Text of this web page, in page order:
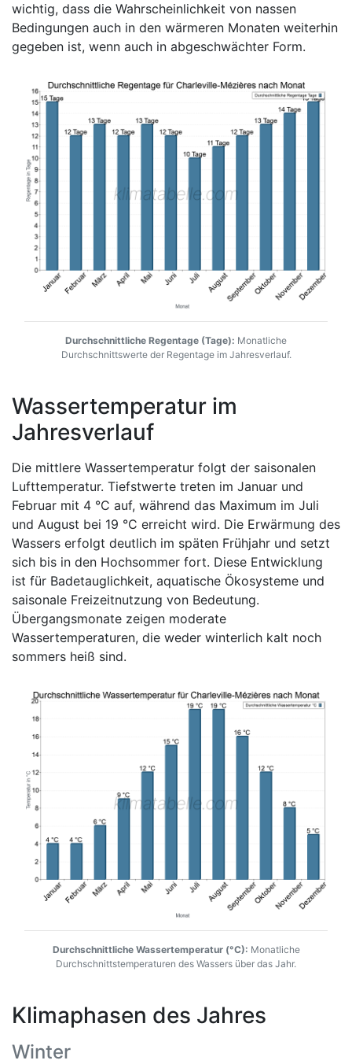
wichtig, dass die Wahrscheinlichkeit von nassen
Bedingungen auch in den wärmeren Monaten weiterhin
gegeben ist, wenn auch in abgeschwächter Form.
Durchschnittliche Regentage (Tage): Monatliche
Durchschnittswerte der Regentage im Jahresverlauf.
Wassertemperatur im
Jahresverlauf
Die mittlere Wassertemperatur folgt der saisonalen
Lufttemperatur. Tiefstwerte treten im Januar und
Februar mit 4 °C auf, während das Maximum im Juli
und August bei 19 °C erreicht wird. Die Erwärmung des
Wassers erfolgt deutlich im späten Frühjahr und setzt
sich bis in den Hochsommer fort. Diese Entwicklung
ist für Badetauglichkeit, aquatische Ökosysteme und
saisonale Freizeitnutzung von Bedeutung.
Übergangsmonate zeigen moderate
Wassertemperaturen, die weder winterlich kalt noch
sommers heiß sind.
Durchschnittliche Wassertemperatur (°C): Monatliche
Durchschnittstemperaturen des Wassers über das Jahr.
Klimaphasen des Jahres
Winter